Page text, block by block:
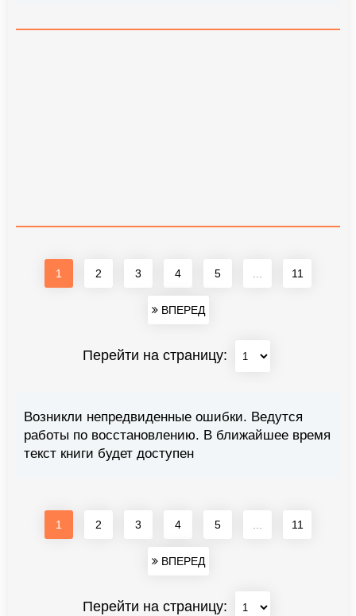
1 2 3 4 5 11
ВПЕРЕД
Перейти на страницу:
Возникли непредвиденные ошибки. Ведутся
работы по восстановлению. В ближайшее время
текст книги будет доступен
1 2 3 4 5 11
ВПЕРЕД
Перейти на страницу: